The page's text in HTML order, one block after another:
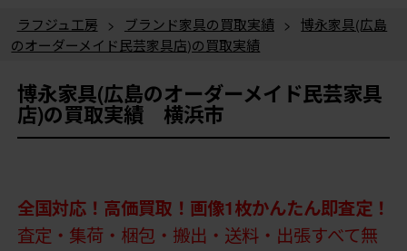
ラフジュ工房 > ブランド家具の買取実績 > 博永家具(広島
のオーダーメイド民芸家具店)の買取実績
博永家具(広島のオーダーメイド民芸家具
店)の買取実績 横浜市
全国対応！高価買取！画像1枚かんたん即査定！
査定・集荷・梱包・搬出・送料・出張すべて無